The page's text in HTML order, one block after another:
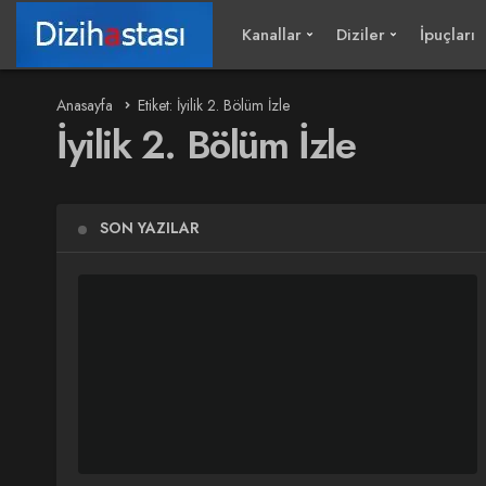
Kanallar Diziler İpuçları
Anasayfa Etiket: İyilik 2. Bölüm İzle
İyilik 2. Bölüm İzle
SON YAZILAR